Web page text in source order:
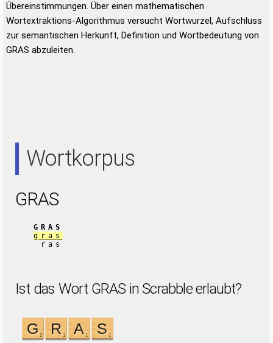
Übereinstimmungen. Über einen mathematischen
Wortextraktions-Algorithmus versucht Wortwurzel, Aufschluss
zur semantischen Herkunft, Definition und Wortbedeutung von
GRAS abzuleiten.
Wortkorpus
GRAS
GRAS
gras
ras
Ist das Wort GRAS in Scrabble erlaubt?